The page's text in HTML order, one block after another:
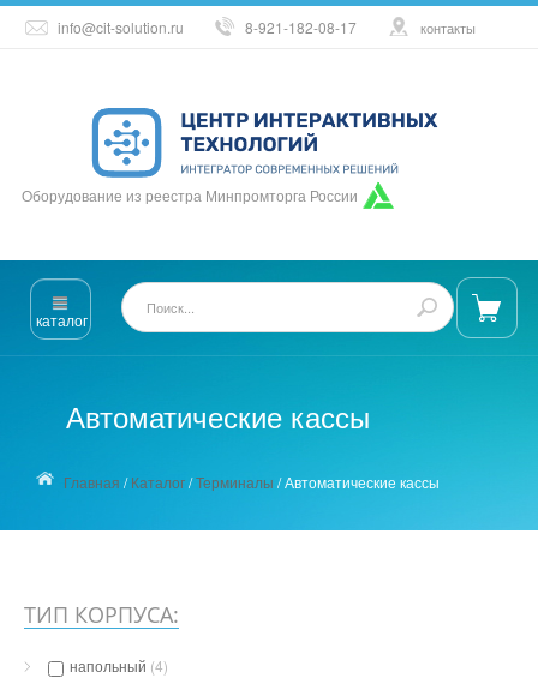
info@cit-solution.ru 8-921-182-08-17 контакты
Оборудование из реестра Минпромторга России
каталог
Автоматические кассы
Главная /Каталог/Терминалы /Автоматические кассы
ТИП КОРПУСА:
напольный (4)